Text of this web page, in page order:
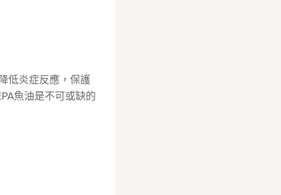
低炎症反應，保護
魚油是不可或缺的